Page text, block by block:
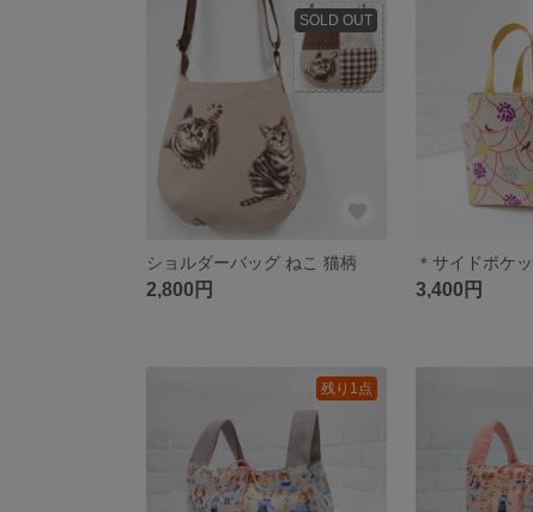
SOLD OUT
ショルダーバッグ ねこ 猫柄
2,800円 3,400円
残り1点